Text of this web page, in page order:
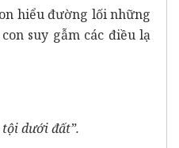
hiểu đường lối những
suy gẫm các điều lạ
dưới đất”.